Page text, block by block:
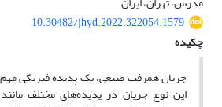
10.30482/jhyd.2022.322054.1579
چکیده
جریان همرفت طبیعی، یک پدیده فیزیکی
این نوع جریان در پدیده‌های مختلف